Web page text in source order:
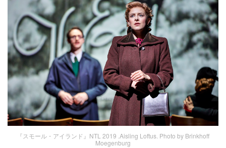
『スモール・アイランド』NTL 2019 .Aisling Loftus. Photo by Brinkhoff
Moegenburg